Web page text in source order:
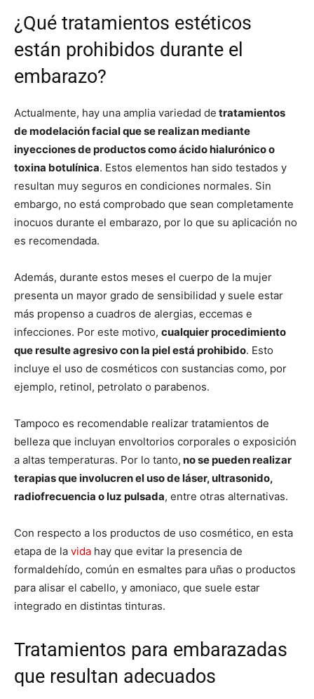
¿Qué tratamientos estéticos
están prohibidos durante el
embarazo?
Actualmente, hay una amplia variedad de tratamientos
de modelación facial que se realizan mediante
inyecciones de productos como ácido hialurónico o
toxina botulínica. Estos elementos han sido testados y
resultan muy seguros en condiciones normales. Sin
embargo, no está comprobado que sean completamente
inocuos durante el embarazo, por lo que su aplicación no
es recomendada.
Además, durante estos meses el cuerpo de la mujer
presenta un mayor grado de sensibilidad y suele estar
más propenso a cuadros de alergias, eccemas e
infecciones. Por este motivo, cualquier procedimiento
que resulte agresivo con la piel está prohibido. Esto
incluye el uso de cosméticos con sustancias como, por
ejemplo, retinol, petrolato o parabenos.
Tampoco es recomendable realizar tratamientos de
belleza que incluyan envoltorios corporales o exposición
a altas temperaturas. Por lo tanto, no se pueden realizar
terapias que involucren el uso de láser, ultrasonido,
radiofrecuencia o luz pulsada, entre otras alternativas.
Con respecto a los productos de uso cosmético, en esta
etapa de la vida hay que evitar la presencia de
formaldehído, común en esmaltes para uñas o productos
para alisar el cabello, y amoniaco, que suele estar
integrado en distintas tinturas.
Tratamientos para embarazadas
que resultan adecuados